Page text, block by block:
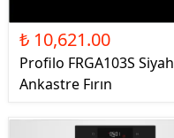
₺ 10,621.00
Profilo FRGA103S Siyah
Ankastre Fırın